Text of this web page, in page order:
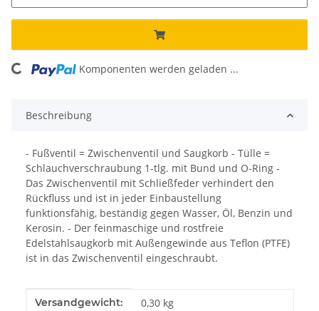
Loading... Komponenten werden geladen ...
Beschreibung
- Fußventil = Zwischenventil und Saugkorb - Tülle =
Schlauchverschraubung 1-tlg. mit Bund und O-Ring -
Das Zwischenventil mit Schließfeder verhindert den
Rückfluss und ist in jeder Einbaustellung
funktionsfähig, beständig gegen Wasser, Öl, Benzin und
Kerosin. - Der feinmaschige und rostfreie
Edelstahlsaugkorb mit Außengewinde aus Teflon (PTFE)
ist in das Zwischenventil eingeschraubt.
Produkteigenschaft
Wert
Versandgewicht: 0,30 kg